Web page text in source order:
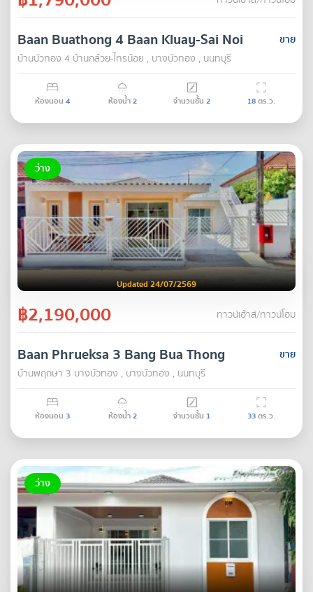
ขาย
Baan Buathong 4 Baan Kluay-Sai Noi
บ้านบัวทอง 4 บ้านกล้วย-ไทรน้อย , บางบัวทอง , นนทบุรี
ห้องนอน 4 ห้องน้ำ2 จำนวนชั้น 2 18ตร.ว.
ว่าง
Updated 24/07/2569
฿2,190,000 ทาวน์เฮ้าส์/ทาวน์โฮม
ขาย
Baan Phrueksa 3 Bang Bua Thong
บ้านพฤกษา 3 บางบัวทอง , บางบัวทอง , นนทบุรี
ห้องนอน 3 ห้องน้ำ2 จำนวนชั้น 1 33ตร.ว.
ว่าง